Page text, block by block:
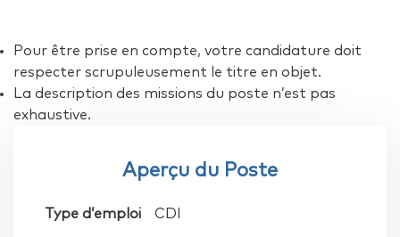
Pour être prise en compte, votre candidature doit
respecter scrupuleusement le titre en objet.
La description des missions du poste n’est pas
exhaustive.
Aperçu du Poste
Type d’emploi CDI